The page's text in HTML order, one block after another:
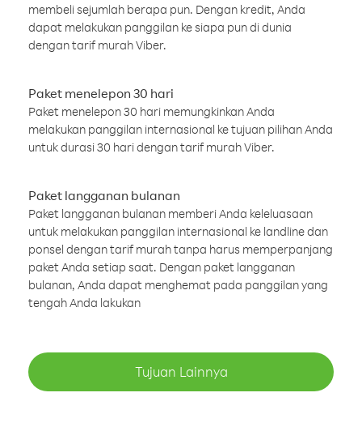
membeli sejumlah berapa pun. Dengan kredit, Anda
dapat melakukan panggilan ke siapa pun di dunia
dengan tarif murah Viber.
Paket menelepon 30 hari
Paket menelepon 30 hari memungkinkan Anda
melakukan panggilan internasional ke tujuan pilihan Anda
untuk durasi 30 hari dengan tarif murah Viber.
Paket langganan bulanan
Paket langganan bulanan memberi Anda keleluasaan
untuk melakukan panggilan internasional ke landline dan
ponsel dengan tarif murah tanpa harus memperpanjang
paket Anda setiap saat. Dengan paket langganan
bulanan, Anda dapat menghemat pada panggilan yang
tengah Anda lakukan
Tujuan Lainnya